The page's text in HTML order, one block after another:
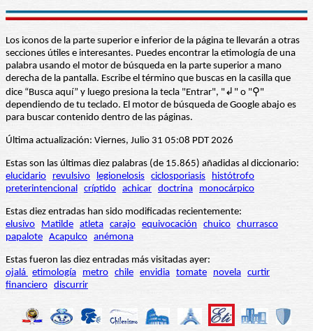
Los iconos de la parte superior e inferior de la página te llevarán a otras
secciones útiles e interesantes. Puedes encontrar la etimología de una
palabra usando el motor de búsqueda en la parte superior a mano
derecha de la pantalla. Escribe el término que buscas en la casilla que
dice “Busca aquí” y luego presiona la tecla "Entrar", "↲" o "⚲"
dependiendo de tu teclado. El motor de búsqueda de Google abajo es
para buscar contenido dentro de las páginas.
Última actualización: Viernes, Julio 31 05:08 PDT 2026
Estas son las últimas diez palabras (de 15.865) añadidas al diccionario:
elucidario
revulsivo legionelosis ciclosporiasis
histótrofo
preterintencional críptido achicar doctrina monocárpico
Estas diez entradas han sido modificadas recientemente:
elusivo
Matilde atleta carajo equivocación chuico churrasco
papalote Acapulco anémona
Estas fueron las diez entradas más visitadas ayer:
ojalá etimología metro chile envidia tomate novela curtir
financiero discurrir